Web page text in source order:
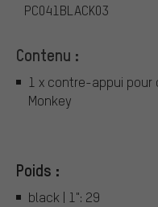
PC041BLACK03
Contenu :
1 x contre-appui pour
Monkey
Poids :
black | 1": 29